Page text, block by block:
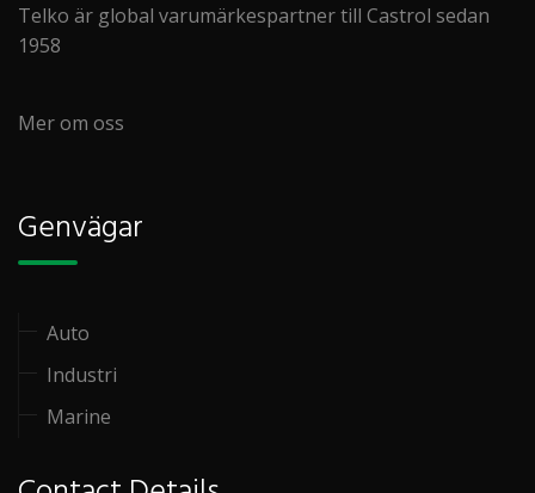
Telko är global varumärkespartner till Castrol sedan
1958
Mer om oss
Genvägar
Auto
Industri
Marine